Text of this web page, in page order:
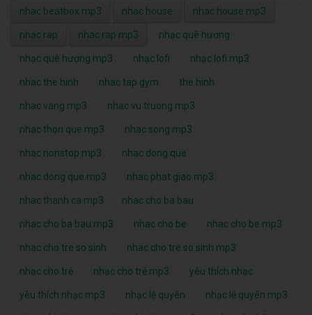
nhac beatbox mp3 nhac house nhac house mp3
nhac rap nhac rap mp3 nhạc quê hương
nhạc quê hương mp3 nhạc lofi nhạc lofi mp3
nhac the hinh nhac tap gym the hinh
nhac vang mp3 nhac vu truong mp3
nhac thon que mp3 nhac song mp3
nhac nonstop mp3 nhac dong que
nhac dong que mp3 nhac phat giao mp3
nhac thanh ca mp3 nhac cho ba bau
nhac cho ba bau mp3 nhac cho be nhac cho be mp3
nhac cho tre so sinh nhac cho tre so sinh mp3
nhạc cho trẻ nhạc cho trẻ mp3 yêu thích nhạc
yêu thích nhạc mp3 nhạc lệ quyên nhạc lệ quyên mp3